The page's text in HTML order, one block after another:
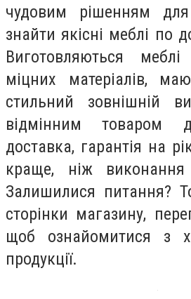
чудовим рішенням
знайти якісні меблі по
Виготовляються
міцних матеріалів,
стильний зовнішній
відмінним товаром
доставка, гарантія на
краще, ніж виконання
Залишилися питання?
сторінки магазину,
щоб ознайомитися з
продукції.